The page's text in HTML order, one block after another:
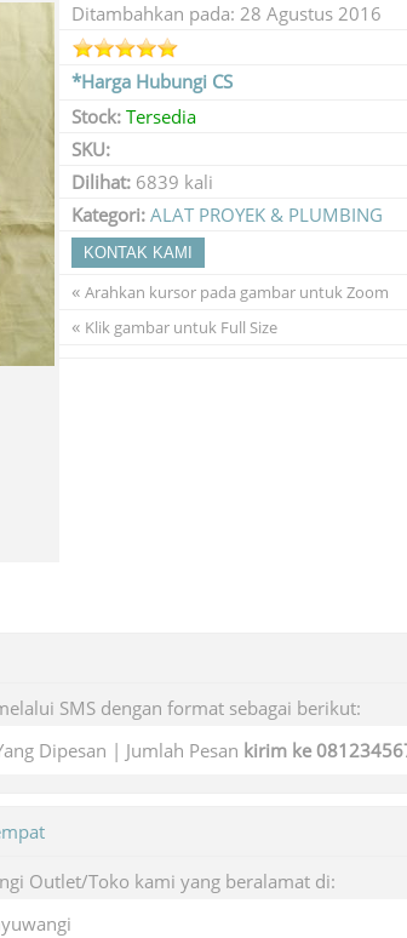
Ditambahkan pada: 28 Agustus 2016
*Harga Hubungi CS
Stock: Tersedia
SKU:
Dilihat: 6839 kali
Kategori: ALAT PROYEK & PLUMBING
KONTAK KAMI
« Arahkan kursor pada gambar untuk Zoom
« Klik gambar untuk Full Size
SMS dengan format sebagai berikut:
Dipesan | Jumlah Pesan kirim ke
Outlet/Toko kami yang beralamat di: